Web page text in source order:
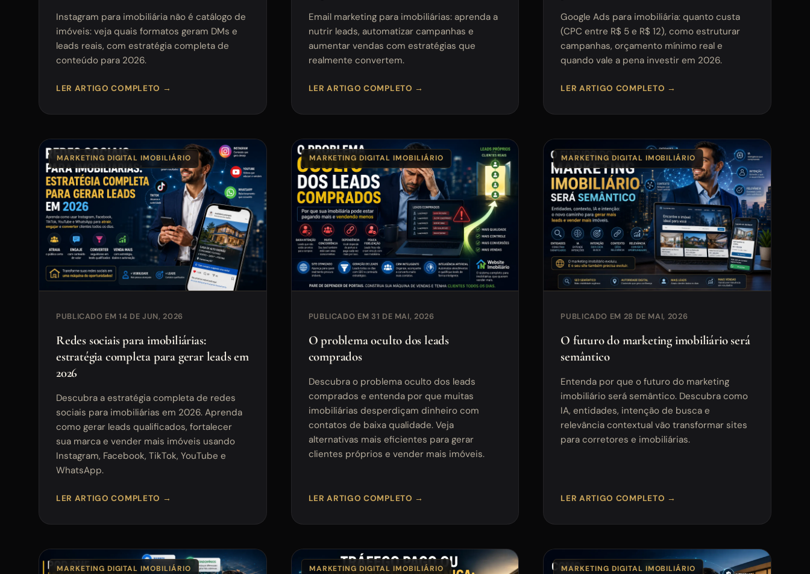
Instagram para imobiliária não é catálogo de
imóveis: veja quais formatos geram DMs e
leads reais, com estratégia completa de
conteúdo para 2026.
LER ARTIGO COMPLETO →
Email marketing para imobiliárias: aprenda a
nutrir leads, automatizar campanhas e
aumentar vendas com estratégias que
realmente convertem.
LER ARTIGO COMPLETO →
Google Ads para imobiliária: quanto custa
(CPC entre R$ 5 e R$ 12), como estruturar
campanhas, orçamento mínimo real e
quando vale a pena investir em 2026.
LER ARTIGO COMPLETO →
MARKETING DIGITAL IMOBILIÁRIO
PUBLICADO EM 14 DE JUN, 2026
Redes sociais para imobiliárias:
estratégia completa para gerar leads em
2026
Descubra a estratégia completa de redes
sociais para imobiliárias em 2026. Aprenda
como gerar leads qualificados, fortalecer
sua marca e vender mais imóveis usando
Instagram, Facebook, TikTok, YouTube e
WhatsApp.
LER ARTIGO COMPLETO →
MARKETING DIGITAL IMOBILIÁRIO
PUBLICADO EM 31 DE MAI, 2026
O problema oculto dos leads
comprados
Descubra o problema oculto dos leads
comprados e entenda por que muitas
imobiliárias desperdiçam dinheiro com
contatos de baixa qualidade. Veja
alternativas mais eficientes para gerar
clientes próprios e vender mais imóveis.
LER ARTIGO COMPLETO →
MARKETING DIGITAL IMOBILIÁRIO
PUBLICADO EM 28 DE MAI, 2026
O futuro do marketing imobiliário será
semântico
Entenda por que o futuro do marketing
imobiliário será semântico. Descubra como
IA, entidades, intenção de busca e
relevância contextual vão transformar sites
para corretores e imobiliárias.
LER ARTIGO COMPLETO →
MARKETING DIGITAL IMOBILIÁRIO MARKETING DIGITAL IMOBILIÁRIO MARKETING DIGITAL IMOBILIÁRIO